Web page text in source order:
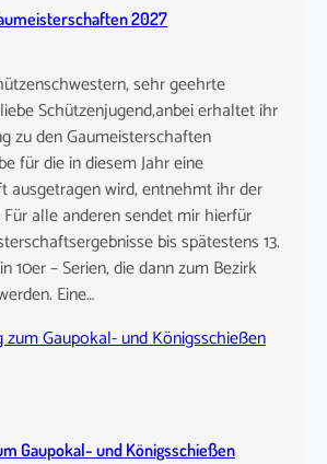
2027
sehr geehrte
Schützenjugend,anbei erhaltet ihr
zu den Gaumeisterschaften
für die in diesem Jahr eine
ausgetragen wird, entnehmt ihr der
alle anderen sendet mir hierfür
bis spätestens 13.
10er – Serien, die dann zum Bezirk
Eine…
Gaupokal- und Königsschießen